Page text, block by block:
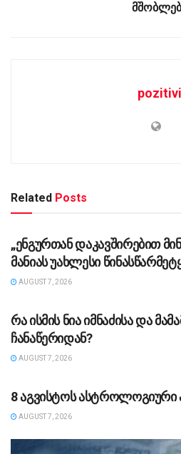
pozitivi
Related Posts
ᲡᲐᲖᲝᲒᲐᲓᲝᲔᲑᲐ
„ენგურთან დაკავშირებით
მანიას უახლესი
AUGUST 7, 2026
რა ისმის ნია იმნაძისა და
ჩანაწერიდან?
AUGUST 7, 2026
8 აგვისტოს ასტროლოგიური
AUGUST 7, 2026